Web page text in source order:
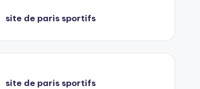
site de paris sportifs
site de paris sportifs